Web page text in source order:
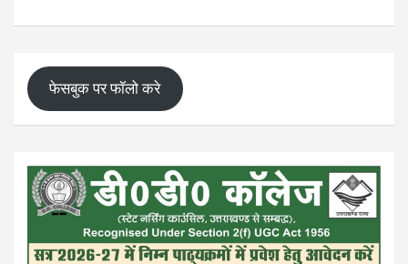
फेसबुक पर फॉलो करे